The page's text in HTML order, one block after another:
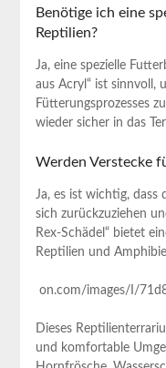
Benötige ⁢ich eine
Reptilien?
Ja, eine ⁢spezielle
aus Acryl“ ist sinnvoll,
Fütterungsprozesses
wieder‌ sicher in das
Werden Verstecke
Ja, es ist ‌wichtig, dass
sich zurückzuziehen
Rex-Schädel“ bietet
Reptilien ​und​
on.com/images/I/
Dieses
und komfortable